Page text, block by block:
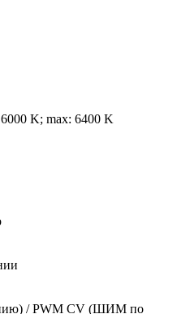
K; max: 6400 K
/ PWM СV (ШИМ по